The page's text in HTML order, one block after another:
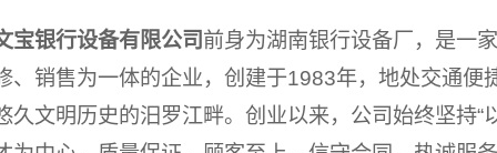
宝银行设备有限公司前身为湖南银行设备厂，是一
、销售为一体的企业，创建于1983年，地处交通便
久文明历史的汨罗江畔。创业以来，公司始终坚持“